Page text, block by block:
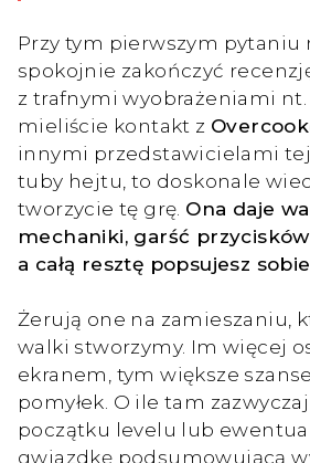
Przy tym pierwszym pytaniu
spokojnie zakończyć
z trafnymi wyobrażeniami nt.
mieliście kontakt z
innymi przedstawicielami
tuby hejtu, to doskonale
tworzycie tę grę. Ona daje
mechaniki, garść
a całą resztę popsujesz
Żerują one na zamieszaniu,
walki stworzymy. Im więcej
ekranem, tym większe
pomyłek. O ile tam
początku levelu lub
gwiazdkę podsumowującą